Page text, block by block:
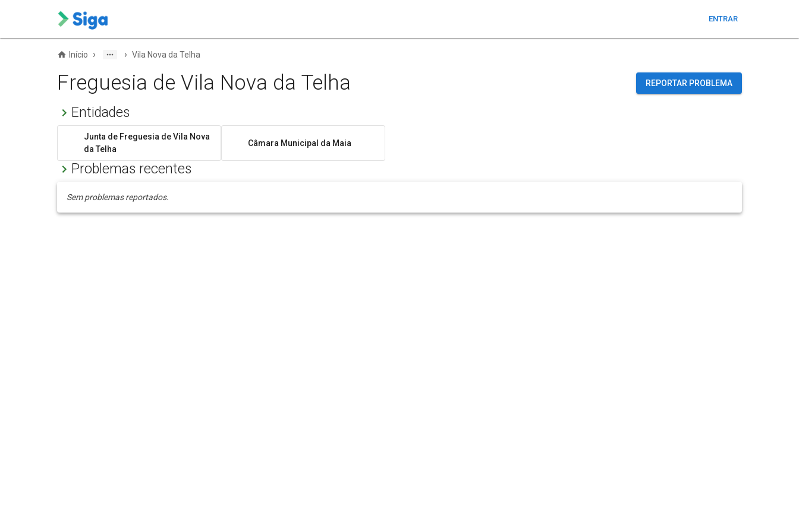
ENTRAR
Início › › Vila Nova da Telha
Freguesia de Vila Nova da Telha REPORTAR PROBLEMA
Entidades
Junta de Freguesia de Vila Nova
da Telha
Câmara Municipal da Maia
Problemas recentes
Sem problemas reportados.